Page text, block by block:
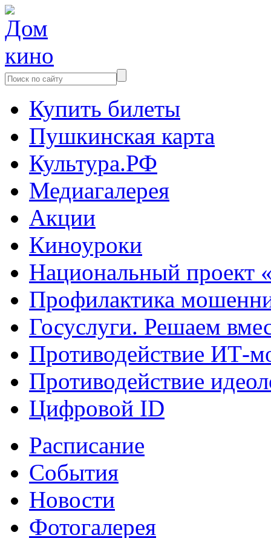
Купить билеты
Пушкинская карта
Культура.РФ
Медиагалерея
Акции
Киноуроки
Национальный проект
Профилактика
Госуслуги. Решаем
Противодействие ИТ-
Противодействие
Цифровой ID
Расписание
События
Новости
Фотогалерея